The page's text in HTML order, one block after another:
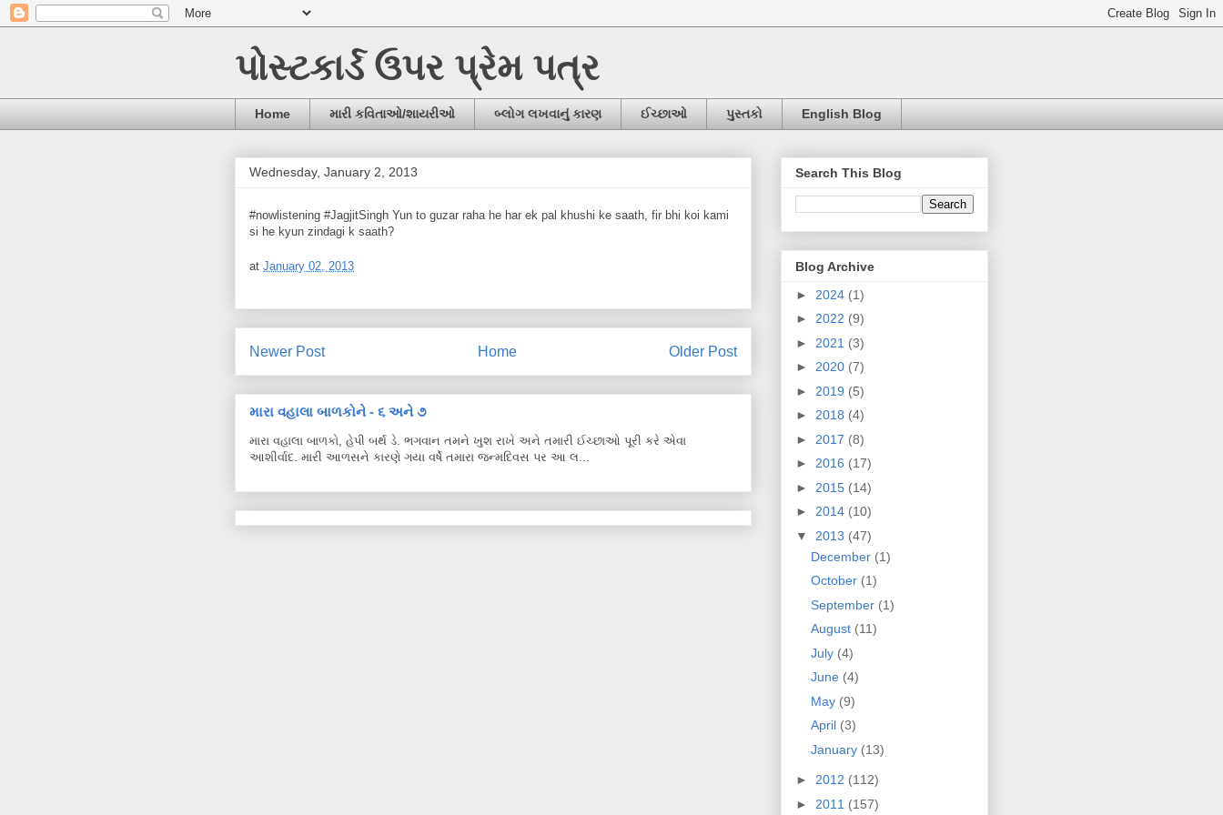
પોસ્ટકાર્ડ ઉપર પ્રેમ પત્ર
Home મારી કવિતાઓ/શાયરીઓ બ્લોગ લખવાનું કારણ ઈચ્છાઓ પુસ્તકો English Blog
Wednesday, January 2, 2013
#nowlistening #JagjitSingh Yun to guzar raha he har ek pal khushi ke saath, fir bhi koi kami
si he kyun zindagi k saath?
at January 02, 2013
Newer Post Older Post
Home
મારા વહાલા બાળકોને - ૬ અને ૭
મારા વહાલા બાળકો, હેપી બર્થ ડે. ભગવાન તમને ખુશ રાખે અને તમારી ઈચ્છાઓ પૂરી કરે એવા
આશીર્વાદ. મારી આળસને કારણે ગયા વર્ષે તમારા જન્મદિવસ પર આ લ...
Search This Blog
Blog Archive
► 2024 (1)
► 2022 (9)
► 2021 (3)
► 2020 (7)
► 2019 (5)
► 2018 (4)
► 2017 (8)
► 2016 (17)
► 2015 (14)
► 2014 (10)
▼ 2013 (47)
December (1)
October (1)
September (1)
August (11)
July (4)
June (4)
May (9)
April (3)
January (13)
► 2012 (112)
► 2011 (157)